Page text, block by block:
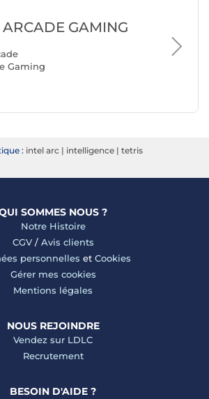
ARCADE GAMING
Gaming
Borne
: intel arc | intelligence | tetris
SOMMES NOUS ?
Notre Histoire
CGV/ Avis clients
personnelles et Cookies
Gérer mes cookies
Mentions légales
NOUS REJOINDRE
Vendez sur LDLC
Recrutement
BESOIN D'AIDE ?